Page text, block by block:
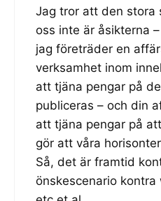
Jag tror att den stora
oss inte är åsikterna
jag företräder en
verksamhet inom
att tjäna pengar på
publiceras – och din
att tjäna pengar på
gör att våra
Så, det är framtid
önskescenario